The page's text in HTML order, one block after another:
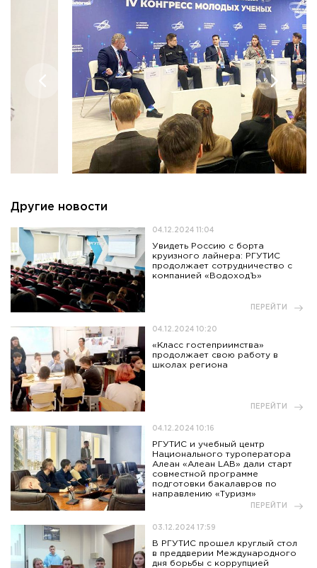
Другие новости
04.12.2024 11:04
Увидеть Россию с борта
круизного лайнера: РГУТИС
продолжает сотрудничество с
компанией «ВодоходЪ»
ПЕРЕЙТИ
04.12.2024 10:20
«Класс гостеприимства»
продолжает свою работу в
школах региона
ПЕРЕЙТИ
04.12.2024 10:16
РГУТИС и учебный центр
Национального туроператора
Алеан «Алеан LAB» дали старт
совместной программе
подготовки бакалавров по
направлению «Туризм»
ПЕРЕЙТИ
03.12.2024 17:59
В РГУТИС прошел круглый стол
в преддверии Международного
дня борьбы с коррупцией